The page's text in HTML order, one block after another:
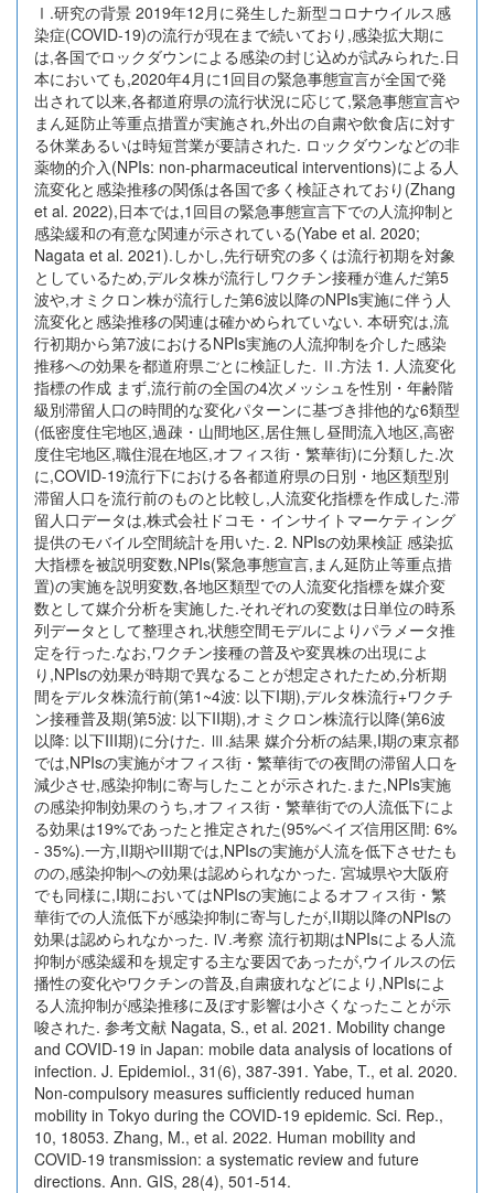
Ⅰ.研究の背景 2019年12月に発生した新型コロナウイルス感
染症(COVID-19)の流行が現在まで続いており,感染拡大期に
は,各国でロックダウンによる感染の封じ込めが試みられた.日
本においても,2020年4月に1回目の緊急事態宣言が全国で発
出されて以来,各都道府県の流行状況に応じて,緊急事態宣言や
まん延防止等重点措置が実施され,外出の自粛や飲食店に対す
る休業あるいは時短営業が要請された. ロックダウンなどの非
薬物的介入(NPIs: non-pharmaceutical interventions)による人
流変化と感染推移の関係は各国で多く検証されており(Zhang
et al. 2022),日本では,1回目の緊急事態宣言下での人流抑制と
感染緩和の有意な関連が示されている(Yabe et al. 2020;
Nagata et al. 2021).しかし,先行研究の多くは流行初期を対象
としているため,デルタ株が流行しワクチン接種が進んだ第5
波や,オミクロン株が流行した第6波以降のNPIs実施に伴う人
流変化と感染推移の関連は確かめられていない. 本研究は,流
行初期から第7波におけるNPIs実施の人流抑制を介した感染
推移への効果を都道府県ごとに検証した. Ⅱ.方法 1. 人流変化
指標の作成 まず,流行前の全国の4次メッシュを性別・年齢階
級別滞留人口の時間的な変化パターンに基づき排他的な6類型
(低密度住宅地区,過疎・山間地区,居住無し昼間流入地区,高密
度住宅地区,職住混在地区,オフィス街・繁華街)に分類した.次
に,COVID-19流行下における各都道府県の日別・地区類型別
滞留人口を流行前のものと比較し,人流変化指標を作成した.滞
留人口データは,株式会社ドコモ・インサイトマーケティング
提供のモバイル空間統計を用いた. 2. NPIsの効果検証 感染拡
大指標を被説明変数,NPIs(緊急事態宣言,まん延防止等重点措
置)の実施を説明変数,各地区類型での人流変化指標を媒介変
数として媒介分析を実施した.それぞれの変数は日単位の時系
列データとして整理され,状態空間モデルによりパラメータ推
定を行った.なお,ワクチン接種の普及や変異株の出現によ
り,NPIsの効果が時期で異なることが想定されたため,分析期
間をデルタ株流行前(第1~4波: 以下I期),デルタ株流行+ワクチ
ン接種普及期(第5波: 以下II期),オミクロン株流行以降(第6波
以降: 以下III期)に分けた. Ⅲ.結果 媒介分析の結果,I期の東京都
では,NPIsの実施がオフィス街・繁華街での夜間の滞留人口を
減少させ,感染抑制に寄与したことが示された.また,NPIs実施
の感染抑制効果のうち,オフィス街・繁華街での人流低下によ
る効果は19%であったと推定された(95%ベイズ信用区間: 6%
- 35%).一方,II期やIII期では,NPIsの実施が人流を低下させたも
のの,感染抑制への効果は認められなかった. 宮城県や大阪府
でも同様に,I期においてはNPIsの実施によるオフィス街・繁
華街での人流低下が感染抑制に寄与したが,II期以降のNPIsの
効果は認められなかった. Ⅳ.考察 流行初期はNPIsによる人流
抑制が感染緩和を規定する主な要因であったが,ウイルスの伝
播性の変化やワクチンの普及,自粛疲れなどにより,NPIsによ
る人流抑制が感染推移に及ぼす影響は小さくなったことが示
唆された. 参考文献 Nagata, S., et al. 2021. Mobility change
and COVID-19 in Japan: mobile data analysis of locations of
infection. J. Epidemiol., 31(6), 387-391. Yabe, T., et al. 2020.
Non-compulsory measures sufficiently reduced human
mobility in Tokyo during the COVID-19 epidemic. Sci. Rep.,
10, 18053. Zhang, M., et al. 2022. Human mobility and
COVID-19 transmission: a systematic review and future
directions. Ann. GIS, 28(4), 501-514.